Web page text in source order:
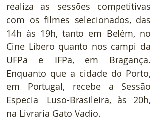
realiza as sessões competitivas
com os filmes selecionados, das
14h às 19h, tanto em Belém, no
Cine Líbero quanto nos campi da
UFPa e IFPa, em Bragança.
Enquanto que a cidade do Porto,
em Portugal, recebe a Sessão
Especial Luso-Brasileira, às 20h,
na Livraria Gato Vadio.